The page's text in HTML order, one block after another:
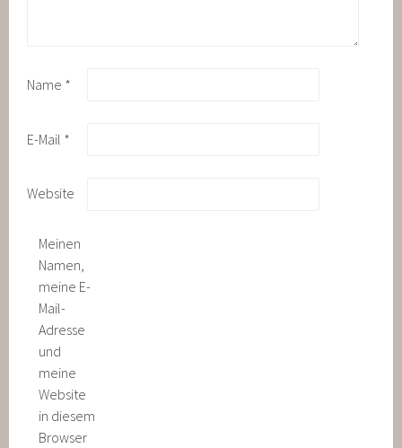
Name *
E-Mail *
Website
Meinen
Namen,
meine E-
Mail-
Adresse
und
meine
Website
in diesem
Browser